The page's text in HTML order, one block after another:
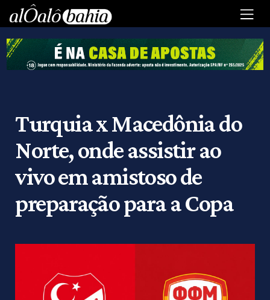
Turquia x Macedônia do
Norte, onde assistir ao
vivo em amistoso de
preparação para a Copa